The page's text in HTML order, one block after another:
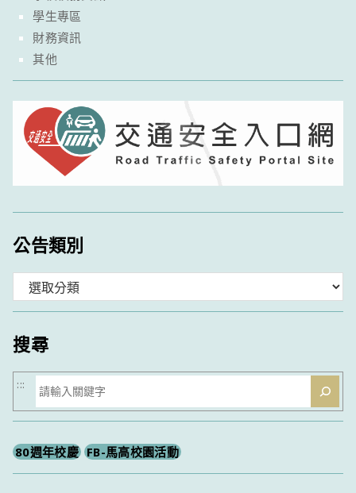
學生專區
財務資訊
其他
公告類別
類
搜尋
搜
尋
:::
80週年校慶 FB-馬高校園活動